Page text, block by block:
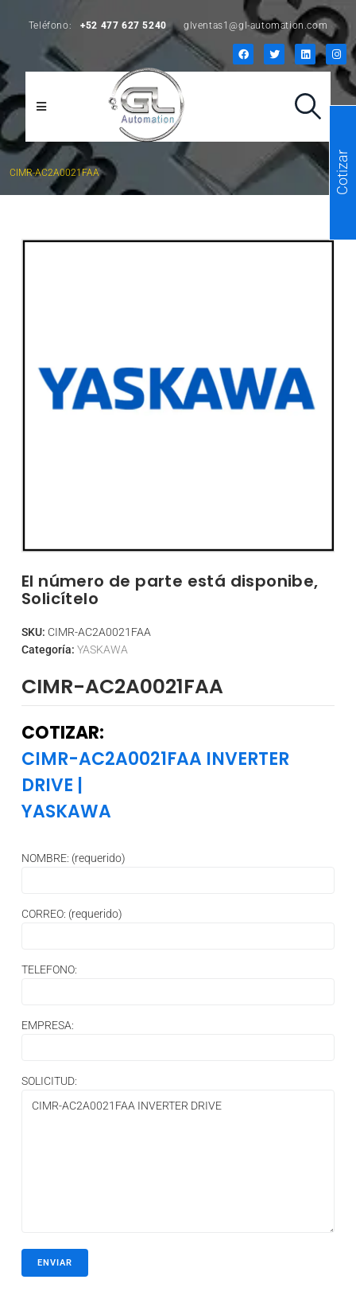
Teléfono: +52 477 627 5240 glventas1@gl-automation.com
CIMR-AC2A0021FAA
El número de parte está disponibe,
Solicítelo
SKU: CIMR-AC2A0021FAA
Categoría: YASKAWA
CIMR-AC2A0021FAA
COTIZAR:
CIMR-AC2A0021FAA INVERTER
DRIVE |
YASKAWA
NOMBRE: (requerido)
CORREO: (requerido)
TELEFONO:
EMPRESA:
SOLICITUD:
Cotizar